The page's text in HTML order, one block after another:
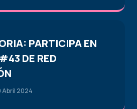
PARTICIPA EN
DE RED
Abril 2024